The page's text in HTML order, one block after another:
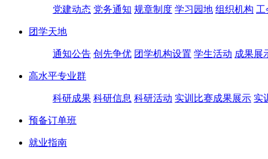
党建动态 党务通知 规章制度 学习园地 组织机构 工
团学天地
通知公告 创先争优 团学机构设置 学生活动 成果展
高水平专业群
科研成果 科研信息 科研活动 实训比赛成果展示 实
预备订单班
就业指南